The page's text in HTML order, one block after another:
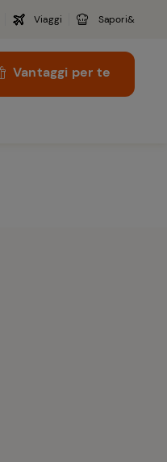
Viaggi Sapori&
Vantaggi per te